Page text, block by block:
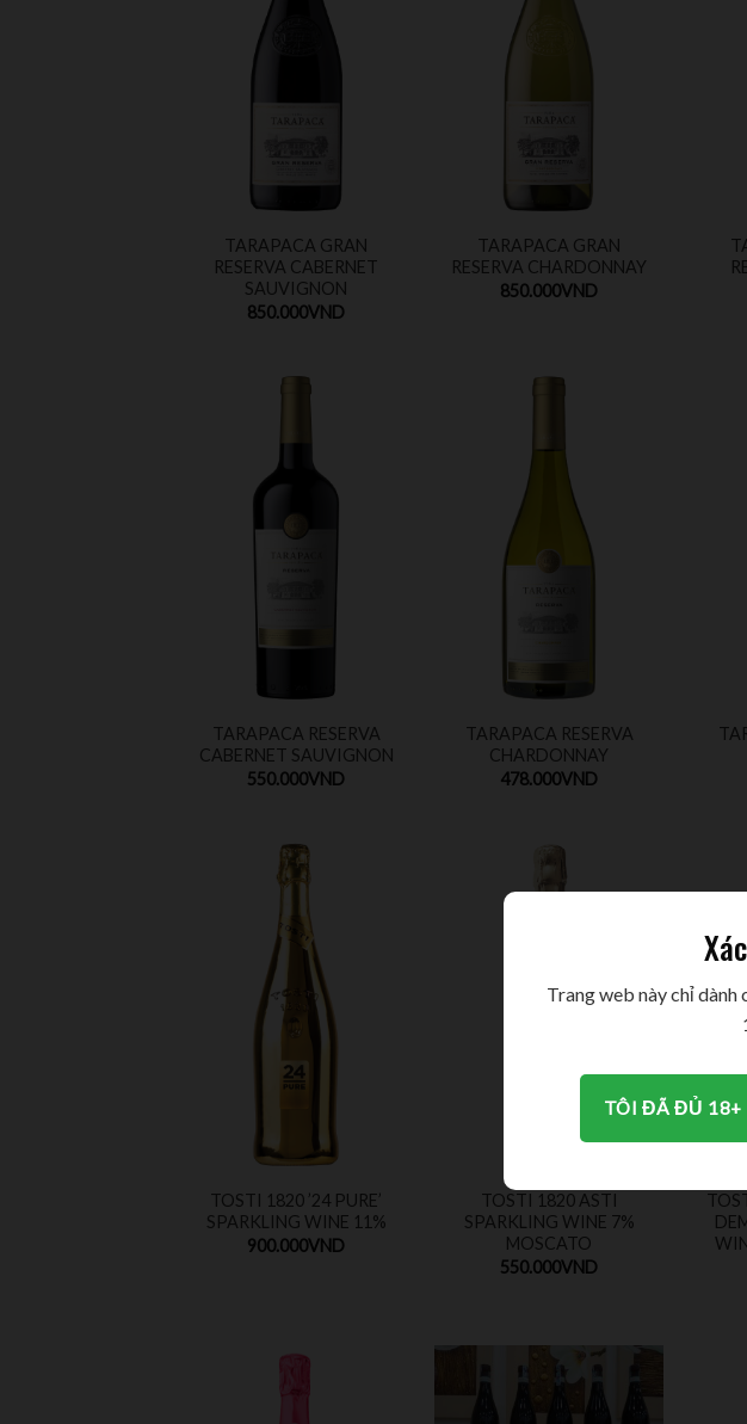
TARAPACA GRAN
RESERVA CABERNET
SAUVIGNON
850.000VND
TARAPACA GRAN
RESERVA CHARDONNAY
850.000VND
TARAPACA RESERVA
CABERNET SAUVIGNON
550.000VND
TARAPACA RESERVA
CHARDONNAY
478.000VND
TOSTI 1820 ’24 PURE’
SPARKLING WINE 11%
900.000VND
TOSTI 1820 ASTI
SPARKLING WINE 7%
MOSCATO
550.000VND
Trang web này chỉ
TÔI ĐÃ ĐỦ 18+